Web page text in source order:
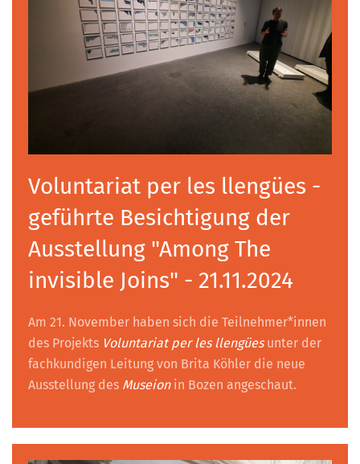
Voluntariat per les llengües -
geführte Besichtigung der
Ausstellung "Among The
invisible Joins" - 21.11.2024
Am 21. November haben sich die Teilnehmer*innen
des Projekts Voluntariat per les llengüesunter der
fachkundigen Leitung von Brita Köhler die neue
Ausstellung des Museionin Bozen angeschaut.